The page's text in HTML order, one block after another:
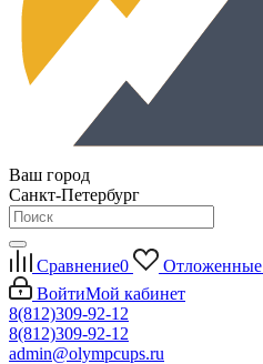
Ваш город
Санкт-Петербург
Сравнение0 Отложенные
ВойтиМой кабинет
8(812)309-92-12
8(812)309-92-12
admin@olympcups.ru